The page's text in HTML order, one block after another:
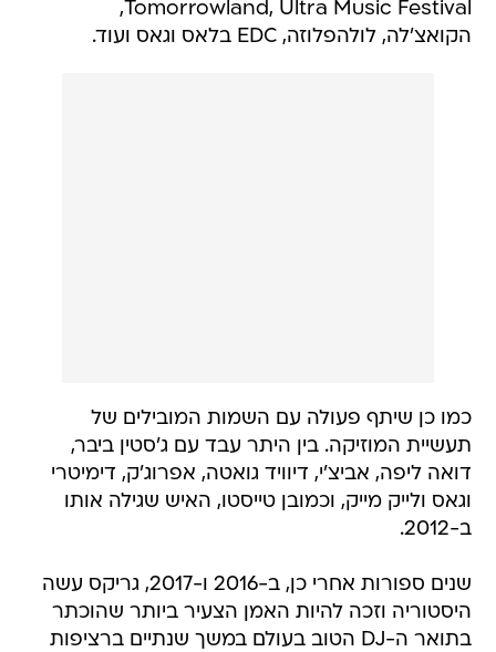
Tomorrowland, Ultra Music Festival,
הקואצ'לה, לולהפלוזה, EDC בלאס וגאס ועוד.
כמו כן שיתף פעולה עם השמות המובילים של
תעשיית המוזיקה. בין היתר עבד עם ג'סטין ביבר,
דואה ליפה, אביצ'י, דיוויד גואטה, אפרוג'ק, דימיטרי
וגאס ולייק מייק, וכמובן טייסטו, האיש שגילה אותו
ב-2012.
שנים ספורות אחרי כן, ב-2016 ו-2017, גריקס עשה
היסטוריה וזכה להיות האמן הצעיר ביותר שהוכתר
בתואר ה-DJ הטוב בעולם במשך שנתיים ברציפות